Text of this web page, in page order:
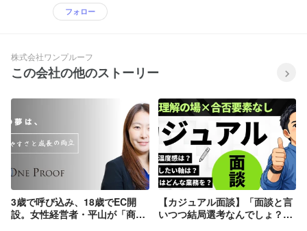
フォロー
株式会社ワンプルーフ
この会社の他のストーリー
3歳で呼び込み、18歳でEC開
設。女性経営者・平山が「商
【カジュアル面談】「面談と言
いつつ結局選考なんでしょ？」